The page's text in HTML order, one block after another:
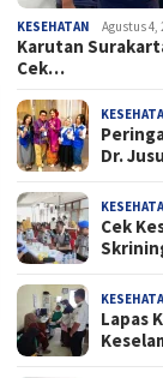
KESEHATAN Agustus 4,
Karutan
Cek…
Dr.
Cek
Lapas